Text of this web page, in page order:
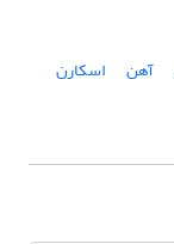
آهن اسکارن